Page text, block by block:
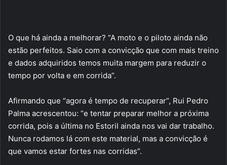
O que há ainda a melhorar? “A moto e o piloto ainda não
estão perfeitos. Saio com a convicção que com mais treino
e dados adquiridos temos muita margem para reduzir o
tempo por volta e em corrida”.
Afirmando que “agora é tempo de recuperar”, Rui Pedro
Palma acrescentou: “e tentar preparar melhor a próxima
corrida, pois a última no Estoril ainda nos vai dar trabalho.
Nunca rodamos lá com este material, mas a convicção é
que vamos estar fortes nas corridas”.